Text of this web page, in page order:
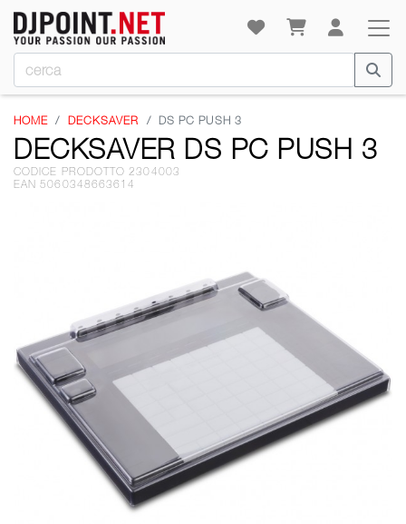
HOME DECKSAVER DS PC PUSH 3
DECKSAVER DS PC PUSH 3
CODICE PRODOTTO 2304003
EAN 5060348663614